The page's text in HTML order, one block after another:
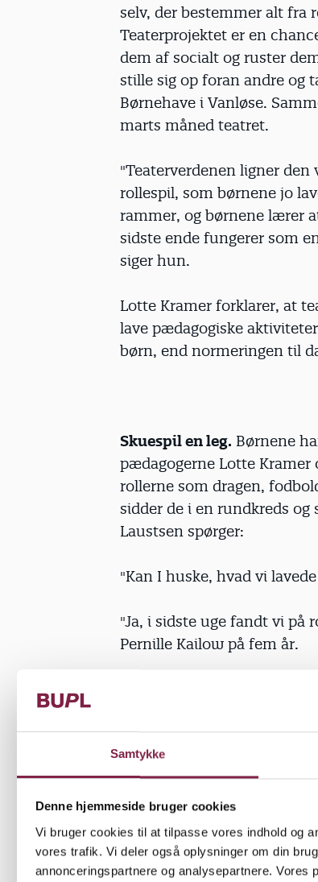
Samtykke
Denne hjemmeside bruger cookies
Vi bruger cookies til at tilpasse vores indhold og
vores trafik. Vi deler også oplysninger om din
annonceringspartnere og analysepartnere.
selv, der bestemmer alt fra
Teaterprojektet er en
dem af socialt og ruster
stille sig op foran andre og
Børnehave i Vanløse.
marts måned teatret.
"Teaterverdenen ligner
rollespil, som børnene jo
rammer, og børnene lærer
sidste ende fungerer som
siger hun.
Lotte Kramer forklarer, at
lave pædagogiske
børn, end normeringen til
Skuespil en leg. Børnene
pædagogerne Lotte Kramer
rollerne som dragen,
sidder de i en rundkreds
Laustsen spørger:
"Kan I huske, hvad vi
"Ja, i sidste uge fandt vi på
Pernille Kailow på fem år.
sidder på en måtte lidt væk
i teaterstykket. Derefter
alle prøver alle roller.
Emil Havn er ikke i tvivl
teaterstykket. Han
bevægelser, lyde og mimik,